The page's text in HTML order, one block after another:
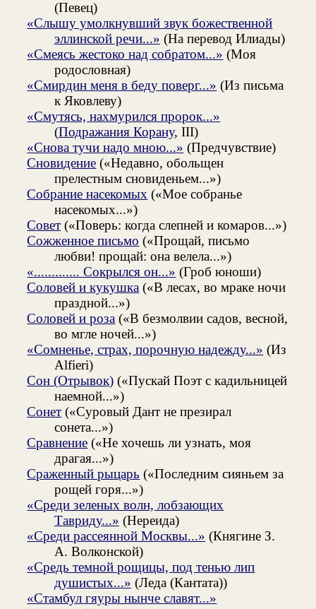
(Певец)
«Слышу умолкнувший звук божественной
эллинской речи...» (На перевод Илиады)
«Смеясь жестоко над собратом...» (Моя
родословная)
«Смирдин меня в беду поверг...» (Из письма
к Яковлеву)
«Смутясь, нахмурился пророк...»
(Подражания Корану, III)
«Снова тучи надо мною...» (Предчувствие)
Сновидение («Недавно, обольщен
прелестным сновиденьем...»)
Собрание насекомых («Мое собранье
насекомых...»)
Совет («Поверь: когда слепней и комаров...»)
Сожженное письмо («Прощай, письмо
любви! прощай: она велела...»)
«............. Сокрылся он...» (Гроб юноши)
Соловей и кукушка («В лесах, во мраке ночи
праздной...»)
Соловей и роза («В безмолвии садов, весной,
во мгле ночей...»)
«Сомненье, страх, порочную надежду...» (Из
Alfieri)
Сон (Отрывок) («Пускай Поэт с кадильницей
наемной...»)
Сонет («Суровый Дант не презирал
сонета...»)
Сравнение («Не хочешь ли узнать, моя
драгая...»)
Сраженный рыцарь («Последним сияньем за
рощей горя...»)
«Среди зеленых волн, лобзающих
Тавриду...» (Нереида)
«Среди рассеянной Москвы...» (Княгине З.
А. Волконской)
«Средь темной рощицы, под тенью лип
душистых...» (Леда (Кантата))
«Стамбул гяуры нынче славят...»